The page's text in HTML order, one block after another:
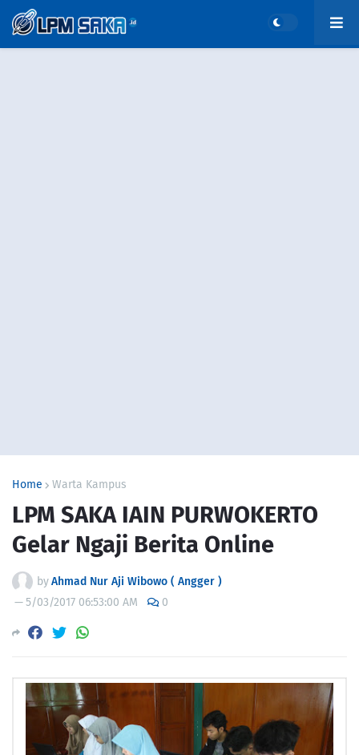
Home Warta Kampus
LPM SAKA IAIN PURWOKERTO
Gelar Ngaji Berita Online
byAhmad Nur Aji Wibowo ( Angger )
—5/03/2017 06:53:00 AM 0